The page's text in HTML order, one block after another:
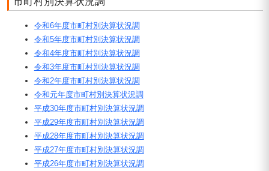
令和6年度市町村別決算状況調
令和5年度市町村別決算状況調
令和4年度市町村別決算状況調
令和3年度市町村別決算状況調
令和2年度市町村別決算状況調
令和元年度市町村別決算状況調
平成30年度市町村別決算状況調
平成29年度市町村別決算状況調
平成28年度市町村別決算状況調
平成27年度市町村別決算状況調
平成26年度市町村別決算状況調